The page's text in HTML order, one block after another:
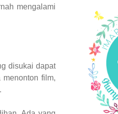
mengalami
disukai dapat
film,